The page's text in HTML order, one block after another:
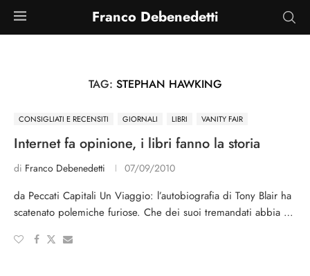
Franco Debenedetti
TAG: STEPHAN HAWKING
CONSIGLIATI E RECENSITI GIORNALI LIBRI VANITY FAIR
Internet fa opinione, i libri fanno la storia
di Franco Debenedetti 07/09/2010
da Peccati Capitali Un Viaggio: l’autobiografia di Tony Blair ha
scatenato polemiche furiose. Che dei suoi tremandati abbia …